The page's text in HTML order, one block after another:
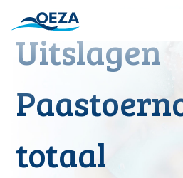
content
Uitslagen
totaal